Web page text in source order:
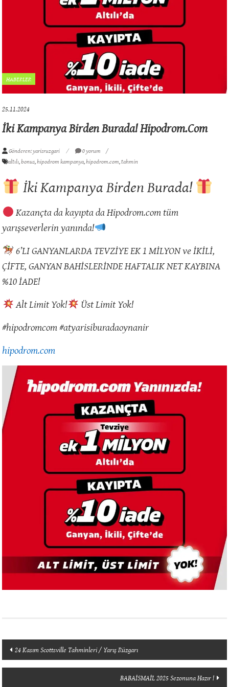
HABERLER
25.11.2024
İki Kampanya Birden Burada! Hipodrom.com
Gönderen: yarisruzgari
0 yorum
altılı,bonus,hipodrom kampanya,hipodrom.com,tahmin
İki Kampanya Birden Burada!
Kazançta da kayıpta da Hipodrom.com tüm
yarışseverlerin yanında!
6’LI GANYANLARDA TEVZİYE EK 1 MİLYON ve İKİLİ,
ÇİFTE, GANYAN BAHİSLERİNDE HAFTALIK NET KAYBINA
%10 İADE!
Alt Limit Yok!
Üst Limit Yok!
#hipodromcom #atyarisiburadaoynanir
hipodrom.com
Yazı
dolaşımı
24 Kasım Scottsville Tahminleri / Yarış Rüzgarı
BABAİSMAİL 2025 Sezonuna Hazır !